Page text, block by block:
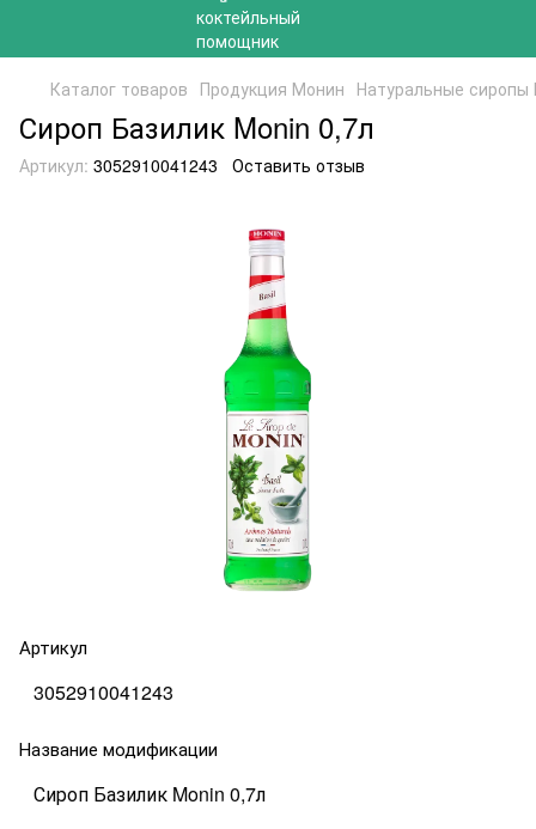
Каталог товаров Продукция Монин Натуральные
Сироп Базилик Monin 0,7л
Артикул: 3052910041243 Оставить отзыв
Артикул
3052910041243
Название модификации
Сироп Базилик Monin 0,7л